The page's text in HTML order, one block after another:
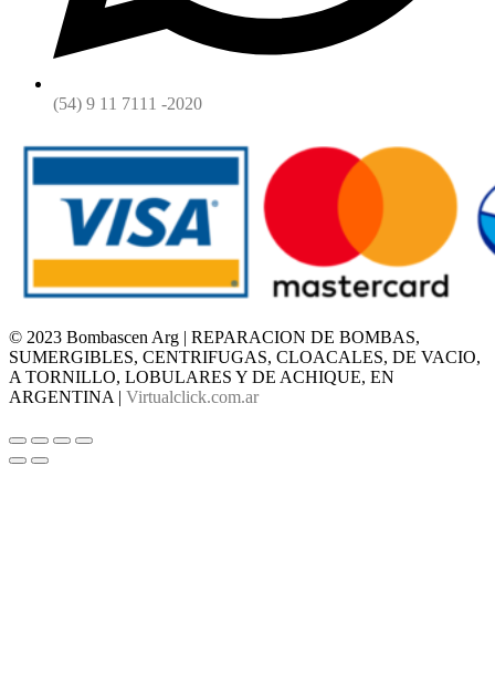
(54) 9 11 7111 -2020
© 2023 Bombascen Arg | REPARACION DE BOMBAS,
SUMERGIBLES, CENTRIFUGAS, CLOACALES, DE VACIO,
A TORNILLO, LOBULARES Y DE ACHIQUE, EN
ARGENTINA | Virtualclick.com.ar